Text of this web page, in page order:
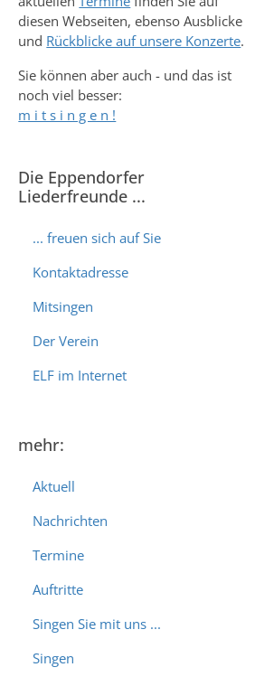
diesen Webseiten, ebenso Ausblicke
und Rückblicke auf unsere Konzerte.
Sie können aber auch - und das ist
noch viel besser:
m i t s i n g e n !
Die Eppendorfer
Liederfreunde ...
... freuen sich auf Sie
Kontaktadresse
Mitsingen
Der Verein
ELF im Internet
mehr:
Aktuell
Nachrichten
Termine
Auftritte
Singen Sie mit uns ...
Singen